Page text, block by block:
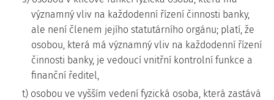
významný vliv na každodenní řízení činnosti banky,
ale není členem jejího statutárního orgánu; platí, že
osobou, která má významný vliv na každodenní řízení
činnosti banky, je vedoucí vnitřní kontrolní funkce a
finanční ředitel,
t) osobou ve vyšším vedení fyzická osoba, která zastává